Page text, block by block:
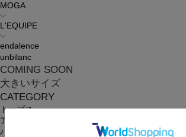
MOGA
L'EQUIPE
endalence
unbilanc
COMING SOON
大きいサイズ
CATEGORY
トップス
アウター
パンツ